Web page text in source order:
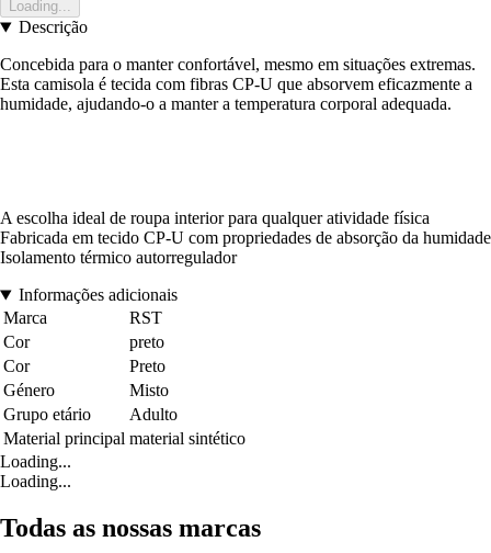
Loading...
Descrição
Concebida para o manter confortável, mesmo em situações extremas.
Esta camisola é tecida com fibras CP-U que absorvem eficazmente a
humidade, ajudando-o a manter a temperatura corporal adequada.
A escolha ideal de roupa interior para qualquer atividade física
Fabricada em tecido CP-U com propriedades de absorção da humidade
Isolamento térmico autorregulador
Informações adicionais
Marca
RST
Cor
preto
Cor
Preto
Género
Misto
Grupo etário
Adulto
Material principal material sintético
Loading...
Loading...
Todas as nossas marcas